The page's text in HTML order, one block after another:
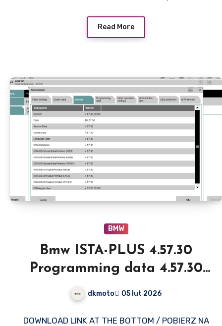
Read More
BMW
Bmw ISTA-PLUS 4.57.30
Programming data 4.57.30
dkmoto 05 lut 2026
DOWNLOAD LINK AT THE BOTTOM / POBIERZ NA